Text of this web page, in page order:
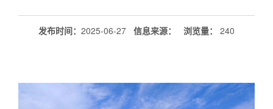
发布时间： 2025-06-27 信息来源： 浏览量： 240